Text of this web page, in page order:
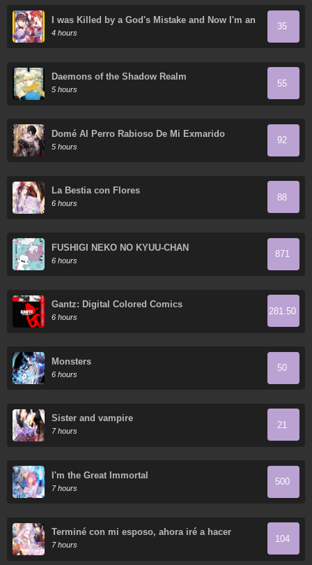
I was Killed by a God's Mistake and Now I'm an
Extremely Overpowered Adventurer in Another
World
4 hours
35
Daemons of the Shadow Realm
5 hours
55
Domé Al Perro Rabioso De Mi Exmarido
5 hours
92
La Bestia con Flores
6 hours
88
FUSHIGI NEKO NO KYUU-CHAN
6 hours
871
Gantz: Digital Colored Comics
6 hours
281.50
Monsters
6 hours
50
Sister and vampire
7 hours
21
I'm the Great Immortal
7 hours
500
Terminé con mi esposo, ahora iré a hacer
dinero
7 hours
104